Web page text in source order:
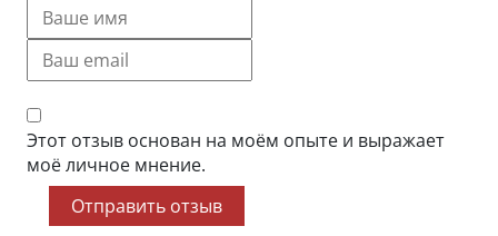
Этот отзыв основан на моём опыте и выражает
моё личное мнение.
Отправить отзыв